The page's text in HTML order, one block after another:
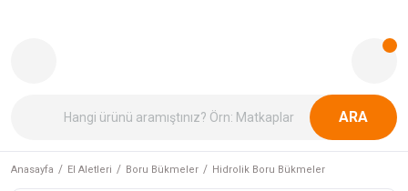
ARA
Anasayfa El Aletleri Boru Bükmeler Hidrolik Boru Bükmeler